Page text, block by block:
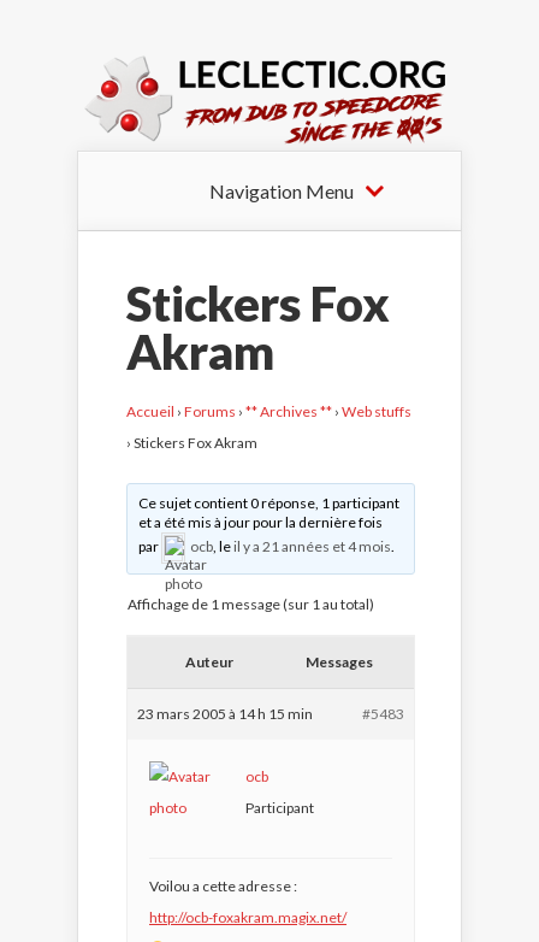
Navigation Menu
Stickers Fox
Akram
Accueil › Forums › ** Archives ** › Web stuffs
› Stickers Fox Akram
Ce sujet contient 0 réponse, 1 participant
et a été mis à jour pour la dernière fois
par
ocb , leil y a 21 années et 4 mois
Affichage de 1 message (sur 1 au total)
Auteur Messages
23 mars 2005 à 14 h 15 min #5483
ocb
Participant
Voilou a cette adresse :
http://ocb-foxakram.magix.net/